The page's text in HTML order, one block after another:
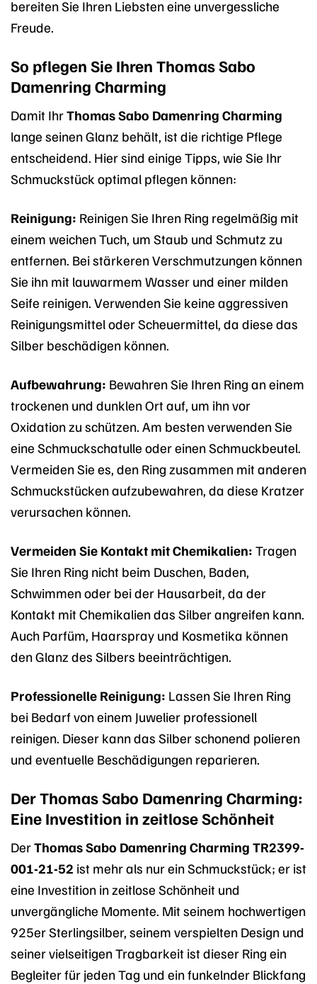
bereiten Sie Ihren Liebsten eine unvergessliche
Freude.
So pflegen Sie Ihren Thomas Sabo
Damenring Charming
Damit IhrThomas Sabo Damenring Charming
lange seinen Glanz behält, ist die richtige Pflege
entscheidend. Hier sind einige Tipps, wie Sie Ihr
Schmuckstück optimal pflegen können:
Reinigung: Reinigen Sie Ihren Ring regelmäßig mit
einem weichen Tuch, um Staub und Schmutz zu
entfernen. Bei stärkeren Verschmutzungen können
Sie ihn mit lauwarmem Wasser und einer milden
Seife reinigen. Verwenden Sie keine aggressiven
Reinigungsmittel oder Scheuermittel, da diese das
Silber beschädigen können.
Aufbewahrung: Bewahren Sie Ihren Ring an einem
trockenen und dunklen Ort auf, um ihn vor
Oxidation zu schützen. Am besten verwenden Sie
eine Schmuckschatulle oder einen Schmuckbeutel.
Vermeiden Sie es, den Ring zusammen mit anderen
Schmuckstücken aufzubewahren, da diese Kratzer
verursachen können.
Vermeiden Sie Kontakt mit Chemikalien: Tragen
Sie Ihren Ring nicht beim Duschen, Baden,
Schwimmen oder bei der Hausarbeit, da der
Kontakt mit Chemikalien das Silber angreifen kann.
Auch Parfüm, Haarspray und Kosmetika können
den Glanz des Silbers beeinträchtigen.
Professionelle Reinigung: Lassen Sie Ihren Ring
bei Bedarf von einem Juwelier professionell
reinigen. Dieser kann das Silber schonend polieren
und eventuelle Beschädigungen reparieren.
Der Thomas Sabo Damenring Charming:
Eine Investition in zeitlose Schönheit
DerThomas Sabo Damenring Charming TR2399-
001-21-52 ist mehr als nur ein Schmuckstück; er ist
eine Investition in zeitlose Schönheit und
unvergängliche Momente. Mit seinem hochwertigen
925er Sterlingsilber, seinem verspielten Design und
seiner vielseitigen Tragbarkeit ist dieser Ring ein
Begleiter für jeden Tag und ein funkelnder Blickfang